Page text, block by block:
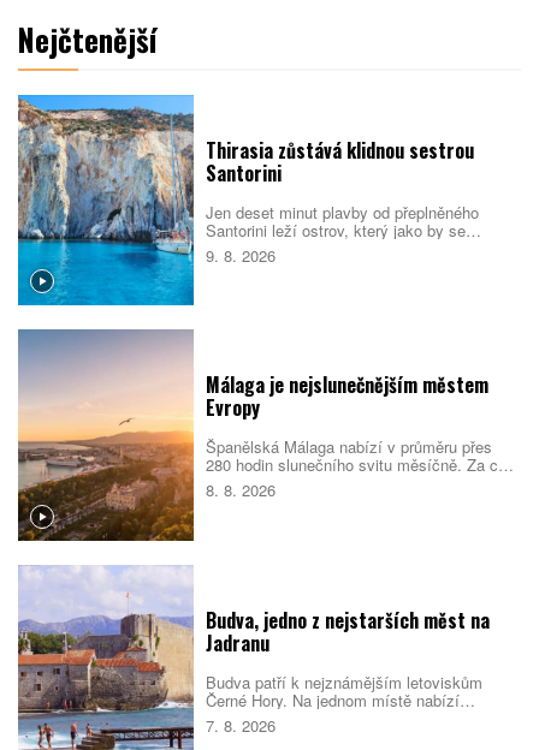
Nejčtenější
Thirasia zůstává klidnou sestrou
Santorini
Jen deset minut plavby od přeplněného
Santorini leží ostrov, který jako by se
turistickému ruchu záměrně vyhýbal.
Thirasia nabízí bílé kostely, opuštěná
9. 8. 2026
Málaga je nejslunečnějším městem
Evropy
Španělská Málaga nabízí v průměru přes
280 hodin slunečního svitu měsíčně. Za celý
rok tak nasbírá více než 3000 slunečných
hodin a podle srovnání cestovatelského
8. 8. 2026
Budva, jedno z nejstarších měst na
Jadranu
Budva patří k nejznámějším letoviskům
Černé Hory. Na jednom místě nabízí
opevněné staré město, dlouhé městské
pláže, menší zátoky i snadné výlety podél
7. 8. 2026